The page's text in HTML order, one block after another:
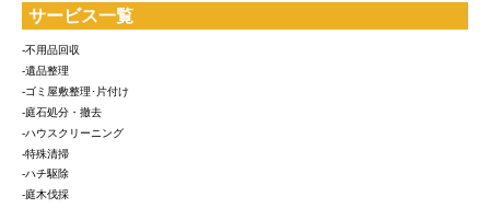
サービス一覧
-不用品回収
-遺品整理
-ゴミ屋敷整理･片付け
-庭石処分・撤去
-ハウスクリーニング
-特殊清掃
-ハチ駆除
-庭木伐採